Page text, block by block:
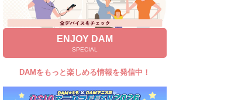
DAMの新曲・ランキングなど
カラオケ最新情報をチェック！
ENJOY DAM
SPECIAL
DAMをもっと楽しめる情報を発信中！